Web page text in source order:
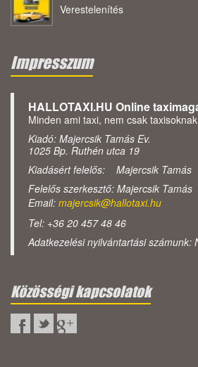
Verestelenítés
Impresszum
HALLOTAXI.HU Online
Minden ami taxi, nem csak
Kiadó: Majercsik Tamás Ev.
1025 Bp. Ruthén utca 19
Kiadásért felelős: Majercsik Tamás
Felelős szerkesztő: Majercsik Tamás
Email: majercsik@hallotaxi.hu
Tel: +36 20 457 48 46
Adatkezelési nyilvántartási számunk:
Közösségi kapcsolatok